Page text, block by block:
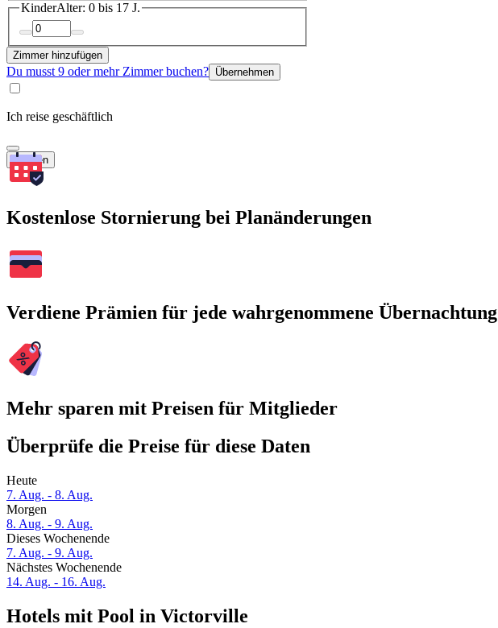
KinderAlter: 0 bis 17 J.
Zimmer hinzufügen
Du musst 9 oder mehr Zimmer buchen? Übernehmen
Ich reise geschäftlich
Suchen
Kostenlose Stornierung bei Planänderungen
Verdiene Prämien für jede wahrgenommene Übernachtung
Mehr sparen mit Preisen für Mitglieder
Überprüfe die Preise für diese Daten
Heute
7. Aug. - 8. Aug.
Morgen
8. Aug. - 9. Aug.
Dieses Wochenende
7. Aug. - 9. Aug.
Nächstes Wochenende
14. Aug. - 16. Aug.
Hotels mit Pool in Victorville